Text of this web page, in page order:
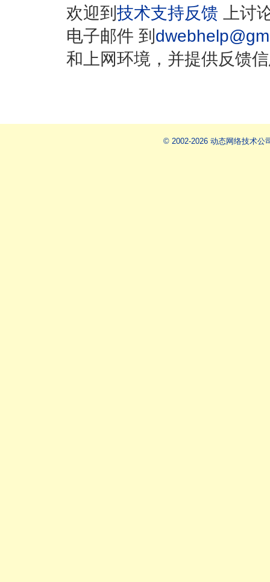
欢迎到 技术支持反馈 上讨
电子邮件 到
和上网环境，并提供反馈
© 2002-2026 动态网络技术公